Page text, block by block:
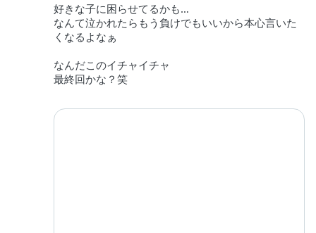
好きな子に困らせてるかも…
なんて泣かれたらもう負けでもいいから本心言いた
くなるよなぁ
なんだこのイチャイチャ
最終回かな？笑